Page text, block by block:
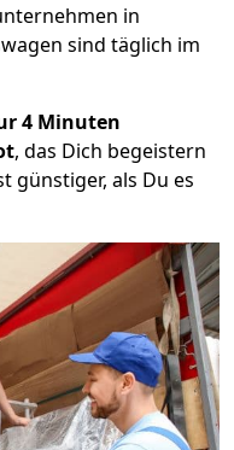
in
sind täglich im
4 Minuten
, das Dich begeistern
günstiger, als Du es